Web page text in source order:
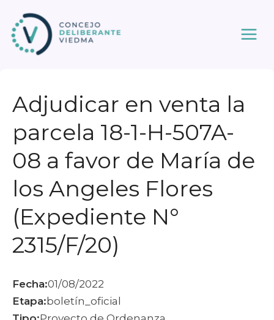
contenido
Adjudicar en venta la
parcela 18-1-H-507A-
08 a favor de María de
los Angeles Flores
(Expediente N°
2315/F/20)
Fecha:01/08/2022
Etapa:boletín_oficial